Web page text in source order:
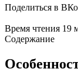
Поделиться в
Время чтения 19
Содержание